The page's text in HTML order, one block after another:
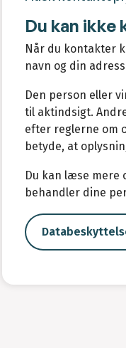
Du kan ikke
Når du kontakter
navn og din
Den person eller
til aktindsigt.
efter reglerne om
betyde, at
Du kan læse mere
behandler dine